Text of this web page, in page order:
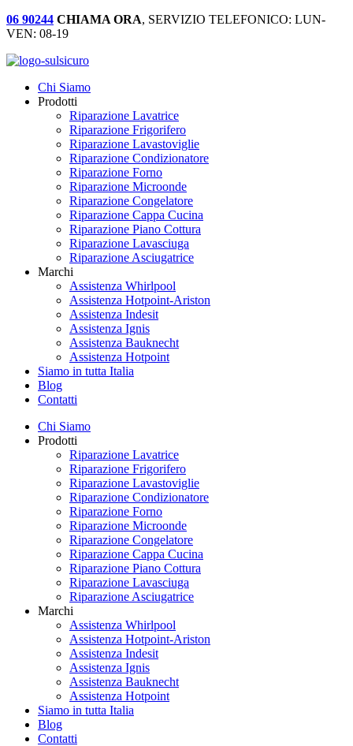
06 90244 CHIAMA ORA, SERVIZIO TELEFONICO: LUN-
VEN: 08-19
Chi Siamo
Prodotti
Riparazione Lavatrice
Riparazione Frigorifero
Riparazione Lavastoviglie
Riparazione Condizionatore
Riparazione Forno
Riparazione Microonde
Riparazione Congelatore
Riparazione Cappa Cucina
Riparazione Piano Cottura
Riparazione Lavasciuga
Riparazione Asciugatrice
Marchi
Assistenza Whirlpool
Assistenza Hotpoint-Ariston
Assistenza Indesit
Assistenza Ignis
Assistenza Bauknecht
Assistenza Hotpoint
Siamo in tutta Italia
Blog
Contatti
Chi Siamo
Prodotti
Riparazione Lavatrice
Riparazione Frigorifero
Riparazione Lavastoviglie
Riparazione Condizionatore
Riparazione Forno
Riparazione Microonde
Riparazione Congelatore
Riparazione Cappa Cucina
Riparazione Piano Cottura
Riparazione Lavasciuga
Riparazione Asciugatrice
Marchi
Assistenza Whirlpool
Assistenza Hotpoint-Ariston
Assistenza Indesit
Assistenza Ignis
Assistenza Bauknecht
Assistenza Hotpoint
Siamo in tutta Italia
Blog
Contatti